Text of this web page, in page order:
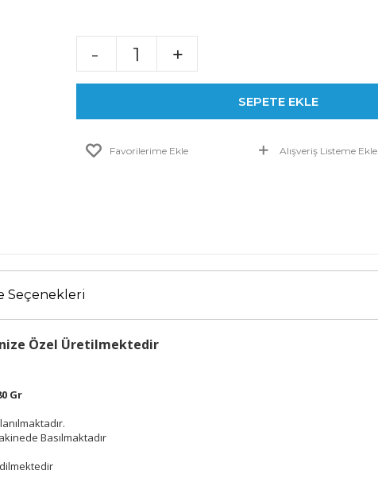
- +
SEPETE EKLE
Favorilerime Ekle Alışveriş Listeme Ekle
Seçenekleri
Özel Üretilmektedir
Gr
Basılmaktadır